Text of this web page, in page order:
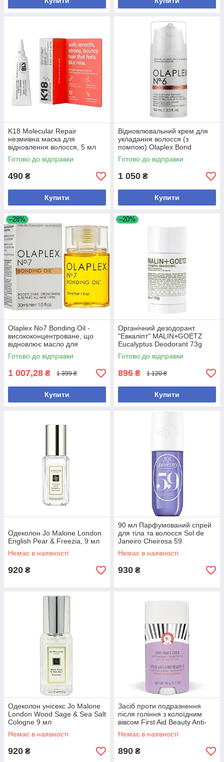
K18 Molecular Repair
незмивна маска для
відновлення волосся, 5 мл
Готово до відправки
490 ₴
Купити
Відновлювальний крем для
укладання волосся (з
помпою) Olaplex Bond
Smoother №6
Готово до відправки
1 050 ₴
Купити
–28%
Olaplex No7 Bonding Oil -
висококонцентроване, що
відновлює масло для
волосся, 30 мл
Готово до відправки
1 007,28 ₴ 1 399 ₴
Купити
–20%
Органічний дезодорант
"Евкаліпт" MALIN+GOETZ
Eucalyptus Deodorant 73g
(США)
Готово до відправки
896 ₴ 1 120 ₴
Купити
Одеколон Jo Malone London
English Pear & Freezia, 9 мл
Немає в наявності
920 ₴
90 мл Парфумований спрей
для тіла та волосся Sol de
Janeiro Cheirosa 59
Немає в наявності
930 ₴
Одеколон унісекс Jo Malone
London Wood Sage & Sea Salt
Cologne 9 мл
Немає в наявності
920 ₴
Засіб проти подразнення
після гоління з колоїдним
вівсом First Aid Beauty Anti-
Chafe Stick
Немає в наявності
890 ₴